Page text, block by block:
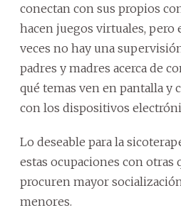
conectan con sus propios
hacen juegos virtuales, pero
veces no hay una
padres y madres acerca de
qué temas ven en pantalla y
con los dispositivos
Lo deseable para la
estas ocupaciones con otras
procuren mayor
menores.